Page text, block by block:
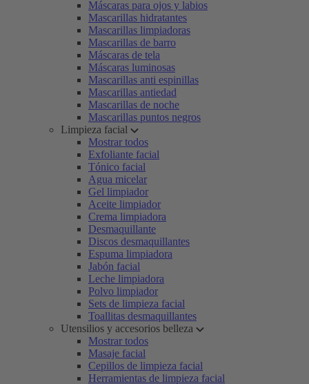
Máscaras para ojos y labios
Mascarillas hidratantes
Mascarillas limpiadoras
Mascarillas de barro
Máscaras de tela
Máscaras luminosas
Mascarillas anti espinillas
Mascarillas antiedad
Mascarillas de noche
Mascarillas puntos negros
Limpieza facial
Mostrar todos
Exfoliante facial
Tónico facial
Agua micelar
Gel limpiador
Aceite limpiador
Crema limpiadora
Desmaquillante
Discos desmaquillantes
Espuma limpiadora
Jabón facial
Leche limpiadora
Polvo limpiador
Sets de limpieza facial
Toallitas desmaquillantes
Utensilios y accesorios belleza
Mostrar todos
Masaje facial
Cepillos de limpieza facial
Herramientas de limpieza facial